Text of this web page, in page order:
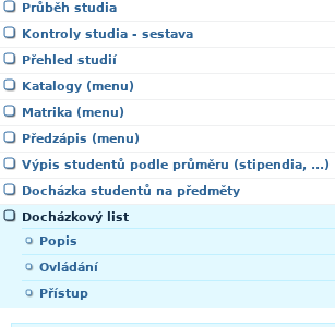
Průběh studia
Kontroly studia - sestava
Přehled studií
Katalogy (menu)
Matrika (menu)
Předzápis (menu)
Výpis studentů podle průměru (stipendia, ...)
Docházka studentů na předměty
Docházkový list
Popis
Ovládání
Přístup